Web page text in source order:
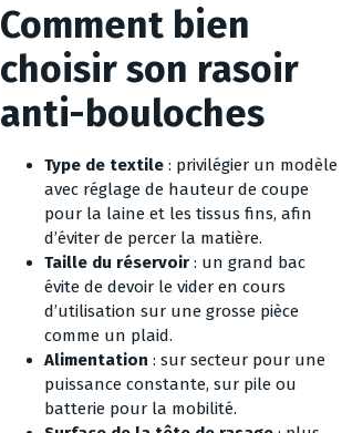
Comment bien
choisir son rasoir
anti-bouloches
Type de textile : privilégier un modèle
avec réglage de hauteur de coupe
pour la laine et les tissus fins, afin
d’éviter de percer la matière.
Taille du réservoir : un grand bac
évite de devoir le vider en cours
d’utilisation sur une grosse pièce
comme un plaid.
Alimentation : sur secteur pour une
puissance constante, sur pile ou
batterie pour la mobilité.